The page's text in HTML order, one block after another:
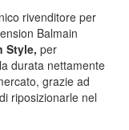
rivenditore per
Balmain
Style, per
durata nettamente
grazie ad
riposizionarle nel